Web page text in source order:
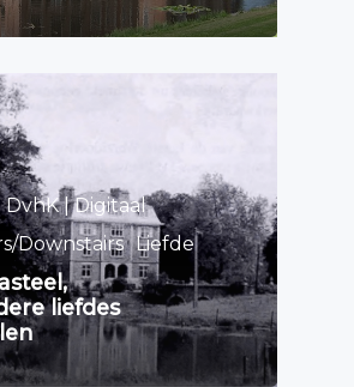
DvhK | Digitaal
Downstairs Liefde
liefdes